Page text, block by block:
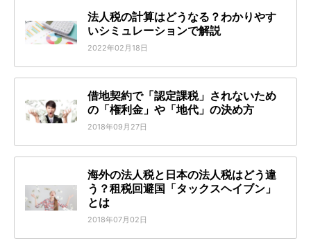
法人税の計算はどうなる？わかりやす
いシミュレーションで解説
2022年02月18日
借地契約で「認定課税」されないため
の「権利金」や「地代」の決め方
2018年09月27日
海外の法人税と日本の法人税はどう違
う？租税回避国「タックスヘイブン」
とは
2018年07月02日